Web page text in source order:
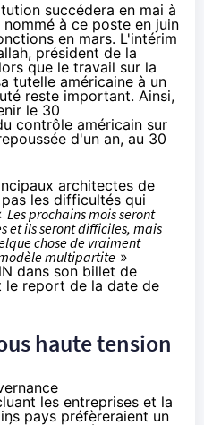
succédera en mai à
à ce poste en juin
en mars. L'intérim
président de la
que le travail sur la
tutelle américaine à un
reste important. Ainsi,
le 30
contrôle américain sur
d'un an, au 30
architectes de
les difficultés qui
Les prochains mois seront
et ils seront difficiles, mais
chose de vraiment
multipartite »
dans son billet de
le report de la date de
haute tension
les entreprises et la
pays préfèreraient un